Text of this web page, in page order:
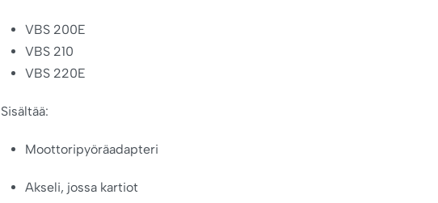
VBS 200E
VBS 210
VBS 220E
Sisältää:
Moottoripyöräadapteri
Akseli, jossa kartiot